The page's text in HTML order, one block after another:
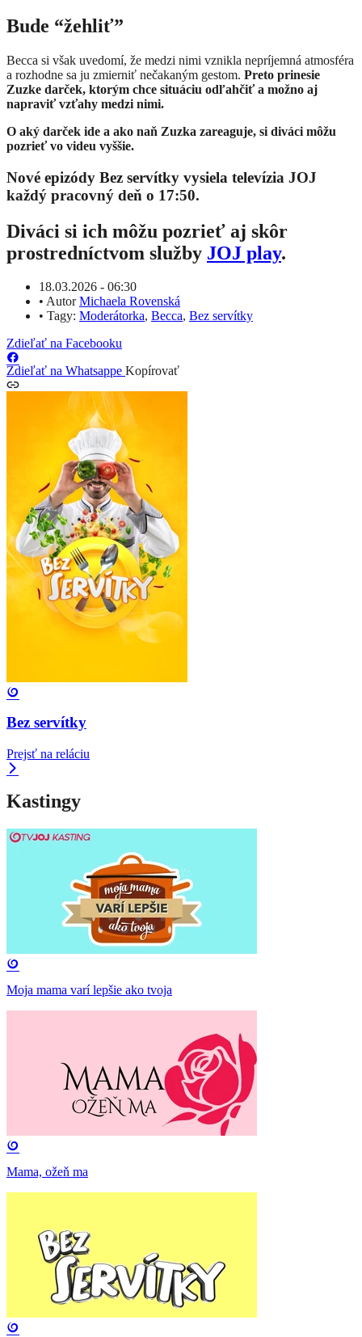
Bude “žehliť”
Becca si však uvedomí, že medzi nimi vznikla nepríjemná atmosféra
a rozhodne sa ju zmierniť nečakaným gestom. Preto prinesie
Zuzke darček, ktorým chce situáciu odľahčiť a možno aj
napraviť vzťahy medzi nimi.
O aký darček ide a ako naň Zuzka zareaguje, si diváci môžu
pozrieť vo videu vyššie.
Nové epizódy Bez servítky vysiela televízia JOJ
každý pracovný deň o 17:50.
Diváci si ich môžu pozrieť aj skôr
prostredníctvom služby JOJ play.
18.03.2026 - 06:30
• AutorMichaela Rovenská
• Tagy: Moderátorka, Becca, Bez servítky
Zdieľať na Facebooku
Zdieľať na Whatsappe Kopírovať
Bez servítky
Prejsť na reláciu
Kastingy
Moja mama varí lepšie ako tvoja
Mama, ožeň ma